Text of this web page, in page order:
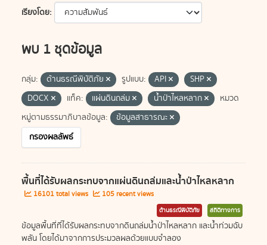
เรียงโดย
พบ 1 ชุดข้อมูล
กลุ่ม: ด้านธรณีพิบัติภัย รูปแบบ: API
SHP
DOCX
แท็ค: แผ่นดินถล่ม น้ำป่าไหลหลาก
หมวด
หมู่ตามธรรมาภิบาลข้อมูล:
ข้อมูลสาธารณะ
กรองผลลัพธ์
พื้นที่ได้รับผลกระทบจากแผ่นดินถล่มและน้ำป่าไหลหลาก
16101 total views 105 recent views
ด้านธรณีพิบัติภัย สถิติทางการ
ข้อมูลพื้นที่ที่ได้รับผลกระทบจากดินถล่มน้ำป่าไหลหลาก และน้ำท่วมฉับ
พลัน โดยได้มาจากการประมวลผลด้วยแบบจำลอง